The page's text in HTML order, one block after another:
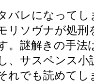
バレになってし
リソヴナが処
。謎解きの手法
、サスペンス小
れでも読めてし